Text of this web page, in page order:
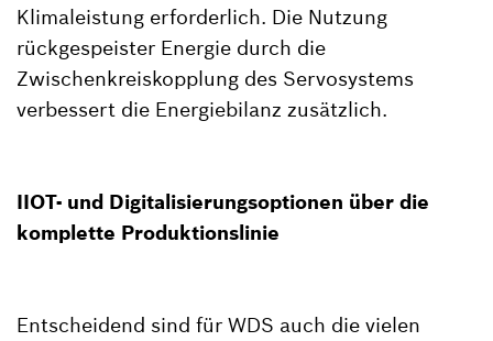
Klimaleistung erforderlich. Die Nutzung
rückgespeister Energie durch die
Zwischenkreiskopplung des Servosystems
verbessert die Energiebilanz zusätzlich.
IIOT- und Digitalisierungsoptionen über die
komplette Produktionslinie
Entscheidend sind für WDS auch die vielen